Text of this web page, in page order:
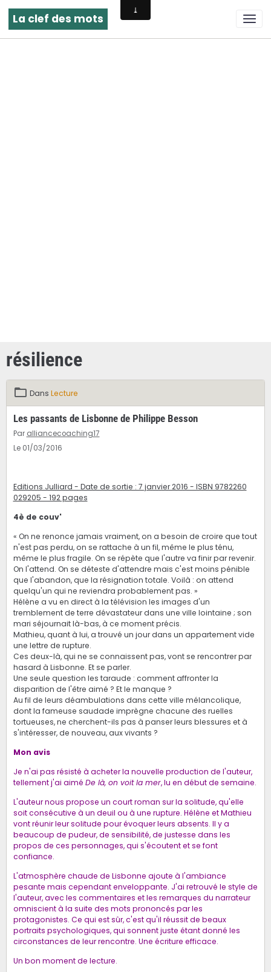
La clef des mots
résilience
Dans Lecture
Les passants de Lisbonne de Philippe Besson
Par alliancecoaching17
Le 01/03/2016
Editions Julliard - Date de sortie : 7 janvier 2016 - ISBN 9782260
029205 - 192 pages
4è de couv'
« On ne renonce jamais vraiment, on a besoin de croire que tout
n'est pas perdu, on se rattache à un fil, même le plus ténu,
même le plus fragile. On se répète que l'autre va finir par revenir.
On l'attend. On se déteste d'attendre mais c'est moins pénible
que l'abandon, que la résignation totale. Voilà : on attend
quelqu'un qui ne reviendra probablement pas. »
Hélène a vu en direct à la télévision les images d'un
tremblement de terre dévastateur dans une ville lointaine ; son
mari séjournait là-bas, à ce moment précis.
Mathieu, quant à lui, a trouvé un jour dans un appartement vide
une lettre de rupture.
Ces deux-là, qui ne se connaissent pas, vont se rencontrer par
hasard à Lisbonne. Et se parler.
Une seule question les taraude : comment affronter la
disparition de l'être aimé ? Et le manque ?
Au fil de leurs déambulations dans cette ville mélancolique,
dont la fameuse saudade imprègne chacune des ruelles
tortueuses, ne cherchent-ils pas à panser leurs blessures et à
s'intéresser, de nouveau, aux vivants ?
Mon avis
Je n'ai pas résisté à acheter la nouvelle production de l'auteur,
tellement j'ai aimé De là, on voit la mer, lu en début de semaine.
L'auteur nous propose un court roman sur la solitude, qu'elle
soit consécutive à un deuil ou à une rupture. Hélène et Mathieu
vont réunir leur solitude pour évoquer leurs absents. Il y a
beaucoup de pudeur, de sensibilité, de justesse dans les
propos de ces personnages, qui s'écoutent et se font
confiance.
L'atmosphère chaude de Lisbonne ajoute à l'ambiance
pesante mais cependant enveloppante. J'ai retrouvé le style de
l'auteur, avec les commentaires et les remarques du narrateur
omniscient à la suite des mots prononcés par les
protagonistes. Ce qui est sûr, c'est qu'il réussit de beaux
portraits psychologiques, qui sonnent juste étant donné les
circonstances de leur rencontre. Une écriture efficace.
Un bon moment de lecture.